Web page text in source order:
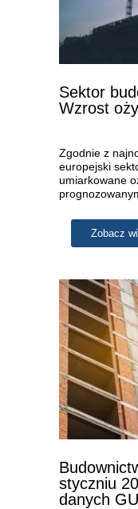
Sektor
Wzrost
Zgodnie z
europejski
umiarkowane
Zobacz
styczniu
danych